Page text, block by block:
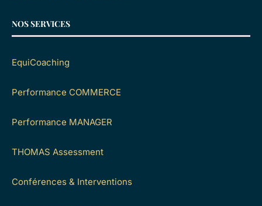
NOS SERVICES
EquiCoaching
Performance COMMERCE
Performance MANAGER
THOMAS Assessment
Conférences & Interventions